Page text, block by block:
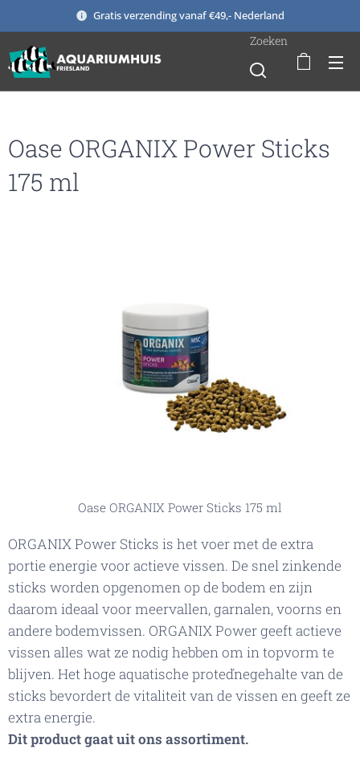
Gratis verzending vanaf €49,- Nederland
Zoeken
Oase ORGANIX Power Sticks
175 ml
Oase ORGANIX Power Sticks 175 ml
ORGANIX Power Sticks is het voer met de extra
portie energie voor actieve vissen. De snel zinkende
sticks worden opgenomen op de bodem en zijn
daarom ideaal voor meervallen, garnalen, voorns en
andere bodemvissen. ORGANIX Power geeft actieve
vissen alles wat ze nodig hebben om in topvorm te
blijven. Het hoge aquatische proteďnegehalte van de
sticks bevordert de vitaliteit van de vissen en geeft ze
extra energie.
Dit product gaat uit ons assortiment.